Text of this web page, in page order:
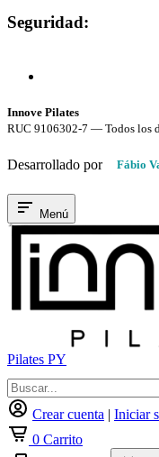
Seguridad:
Innove Pilates
RUC 9106302-7 — Todos los
Desarrollado por Fábio
Menú
Pilates PY
Crear cuenta | Iniciar
0 Carrito